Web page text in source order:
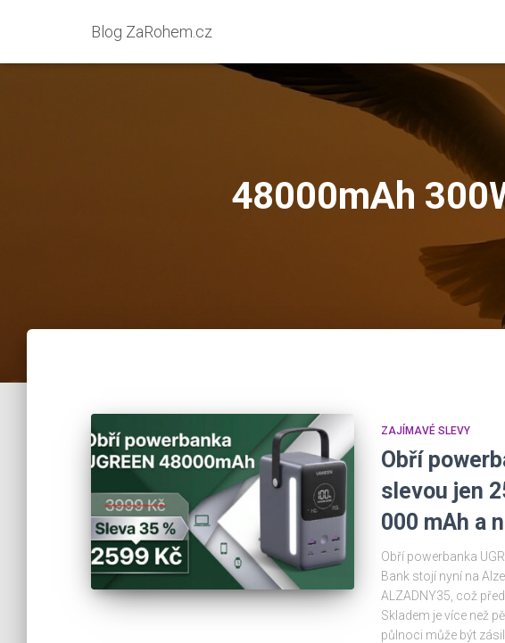
Blog ZaRohem.cz
48000mAh
ZAJÍMAVÉ SLEVY
Obří
slevou jen
000 mAh a
Obří powerbanka
Bank stojí nyní na
ALZADNY35, což
Skladem je více než
půlnoci může být